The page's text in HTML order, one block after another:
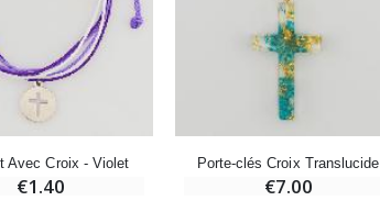
-20%
€12.00
Avec Croix - Violet
€1.40
Porte-clés Croix Translucide
€7.00